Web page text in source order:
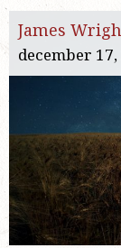
James
december 17,